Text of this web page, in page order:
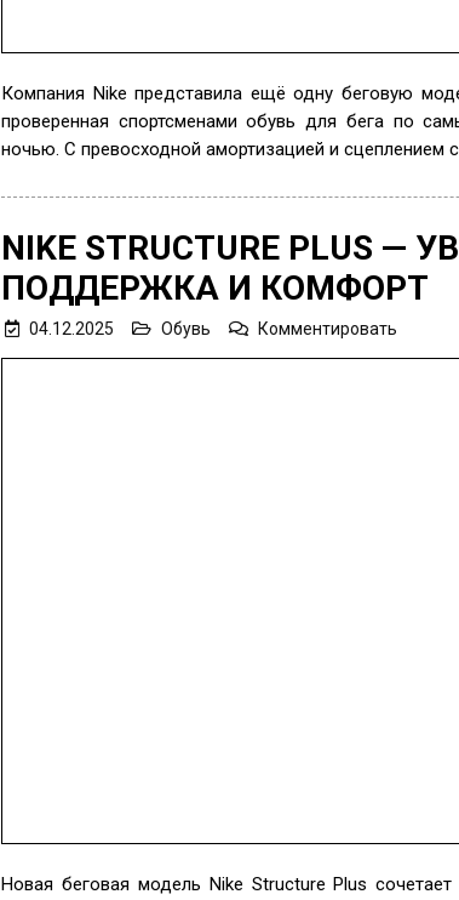
Компания Nike представила ещё одну беговую
проверенная спортсменами обувь для бега по
ночью. С превосходной амортизацией и сцеплением
NIKE STRUCTURE PLUS —
ПОДДЕРЖКА И КОМФОРТ
04.12.2025 Обувь Комментировать
Новая беговая модель Nike Structure Plus